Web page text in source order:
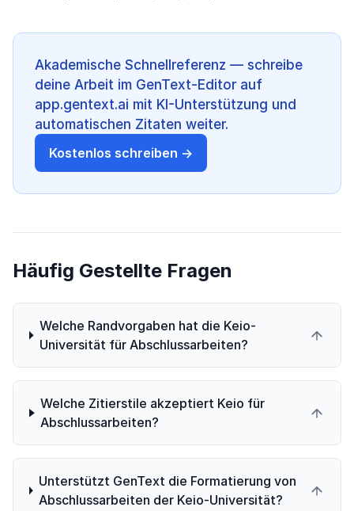
Akademische Schnellreferenz — schreibe
deine Arbeit im GenText-Editor auf
app.gentext.ai mit KI-Unterstützung und
automatischen Zitaten weiter.
Kostenlos schreiben →
Häufig Gestellte Fragen
Welche Randvorgaben hat die Keio-
Universität für Abschlussarbeiten?
Welche Zitierstile akzeptiert Keio für
Abschlussarbeiten?
Unterstützt GenText die Formatierung von
Abschlussarbeiten der Keio-Universität?